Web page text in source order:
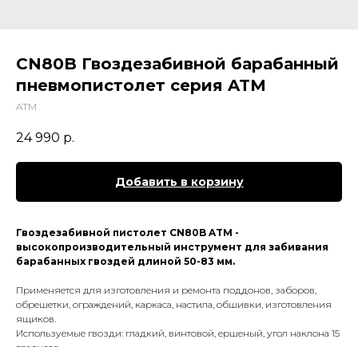
CN80B Гвоздезабивной барабанный
пневмопистолет серия ATM
ATM
24 990 р.
Добавить в корзину
Гвоздезабивной пистолет CN80B ATM -
высокопроизводительный инструмент для забивания
барабанных гвоздей длиной 50-83 мм.
Применяется для изготовления и ремонта поддонов, заборов,
обрешетки, ограждений, каркаса, настила, обшивки, изготовления
ящиков.
Используемые гвозди: гладкий, винтовой, ершеный, угол наклона 15